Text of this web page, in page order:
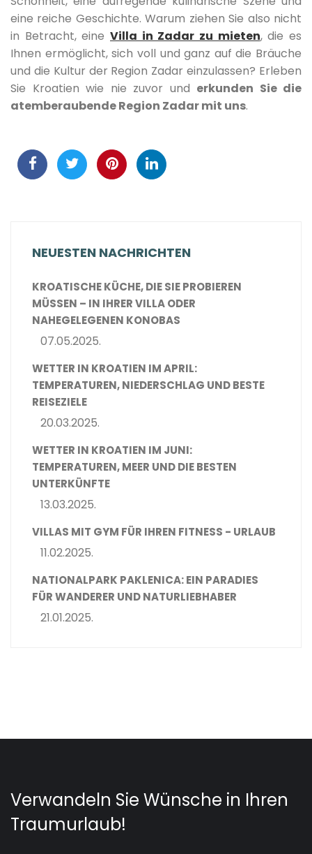
eine reiche Geschichte. Warum ziehen Sie also nicht
in Betracht, eine Villa in Zadar zu mieten, die es
Ihnen ermöglicht, sich voll und ganz auf die Bräuche
und die Kultur der Region Zadar einzulassen? Erleben
Sie Kroatien wie nie zuvor und erkunden Sie die
atemberaubende Region Zadar mit uns.
NEUESTEN NACHRICHTEN
KROATISCHE KÜCHE, DIE SIE PROBIEREN
MÜSSEN – IN IHRER VILLA ODER
NAHEGELEGENEN KONOBAS
07.05.2025.
WETTER IN KROATIEN IM APRIL:
TEMPERATUREN, NIEDERSCHLAG UND BESTE
REISEZIELE
20.03.2025.
WETTER IN KROATIEN IM JUNI:
TEMPERATUREN, MEER UND DIE BESTEN
UNTERKÜNFTE
13.03.2025.
VILLAS MIT GYM FÜR IHREN FITNESS - URLAUB
11.02.2025.
NATIONALPARK PAKLENICA: EIN PARADIES
FÜR WANDERER UND NATURLIEBHABER
21.01.2025.